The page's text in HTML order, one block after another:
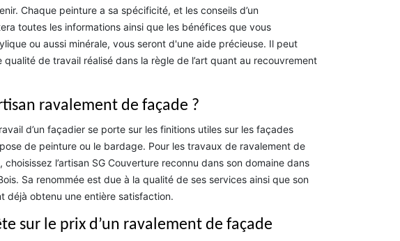
Chaque peinture a sa spécificité, et les conseils d’un
toutes les informations ainsi que les bénéfices que vous
ou aussi minérale, vous seront d'une aide précieuse. Il peut
de travail réalisé dans la règle de l’art quant au recouvrement
ravalement de façade ?
d’un façadier se porte sur les finitions utiles sur les façades
de peinture ou le bardage. Pour les travaux de ravalement de
l’artisan SG Couverture reconnu dans son domaine dans
Sa renommée est due à la qualité de ses services ainsi que son
déjà obtenu une entière satisfaction.
sur le prix d’un ravalement de façade